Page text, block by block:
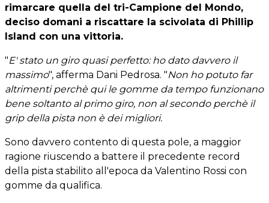
rimarcare quella del tri-Campione del Mondo,
deciso domani a riscattare la scivolata di Phillip
Island con una vittoria.
"E' stato un giro quasi perfetto: ho dato davvero il
massimo", afferma Dani Pedrosa. "Non ho potuto far
altrimenti perchè qui le gomme da tempo funzionano
bene soltanto al primo giro, non al secondo perchè il
grip della pista non è dei migliori.
Sono davvero contento di questa pole, a maggior
ragione riuscendo a battere il precedente record
della pista stabilito all'epoca da Valentino Rossi con
gomme da qualifica.